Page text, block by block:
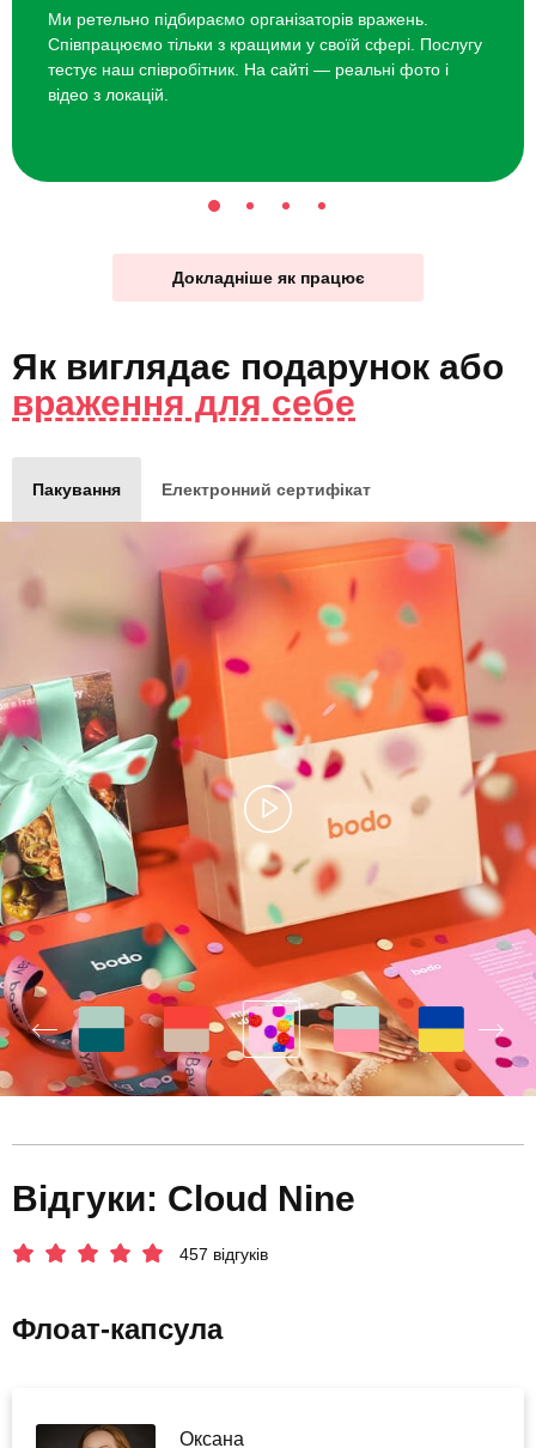
Ми ретельно підбираємо організаторів вражень.
Співпрацюємо тільки з кращими у своїй сфері. Послугу
тестує наш співробітник. На сайті — реальні фото і
відео з локацій.
Докладніше як працює
Як виглядає подарунок або
враження для себе
Пакування Електронний сертифікат
Відгуки: Cloud Nine
457 відгуків
Флоат-капсула
Оксана